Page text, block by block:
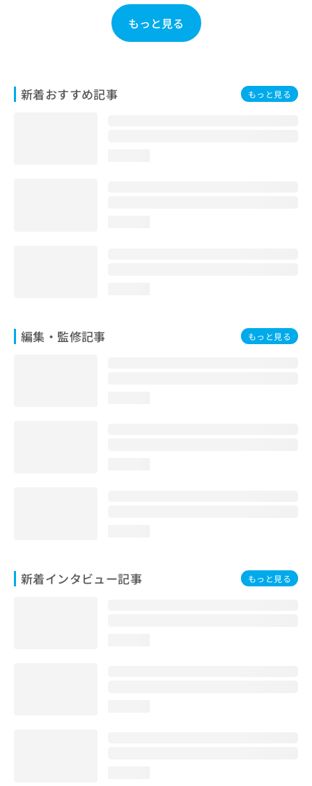
もっと見る
新着おすすめ記事 もっと見る
編集・監修記事 もっと見る
新着インタビュー記事 もっと見る
は